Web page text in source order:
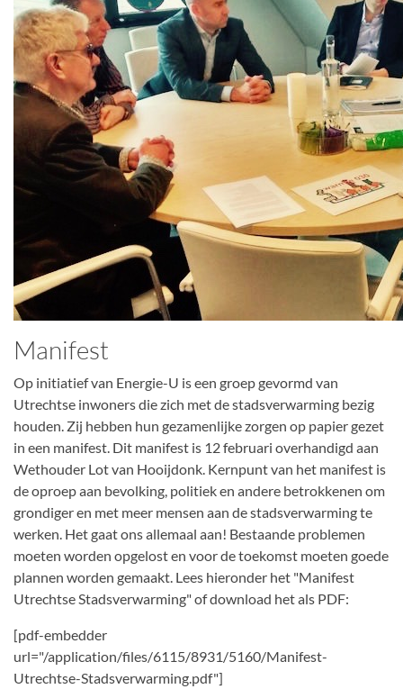
Manifest
Op initiatief van Energie-U is een groep gevormd van
Utrechtse inwoners die zich met de stadsverwarming bezig
houden. Zij hebben hun gezamenlijke zorgen op papier gezet
in een manifest. Dit manifest is 12 februari overhandigd aan
Wethouder Lot van Hooijdonk. Kernpunt van het manifest is
de oproep aan bevolking, politiek en andere betrokkenen om
grondiger en met meer mensen aan de stadsverwarming te
werken. Het gaat ons allemaal aan! Bestaande problemen
moeten worden opgelost en voor de toekomst moeten goede
plannen worden gemaakt. Lees hieronder het "Manifest
Utrechtse Stadsverwarming" of download het als PDF:
[pdf-embedder
url="/application/files/6115/8931/5160/Manifest-
Utrechtse-Stadsverwarming.pdf"]